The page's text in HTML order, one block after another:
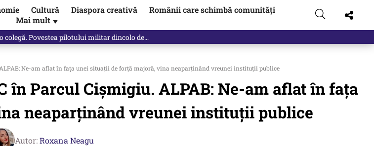
Cultură Diaspora creativă
Românii care schimbă comunități
Mai mult ▼
Ne-am aflat în faţa unei situaţii de forţă majoră, vina neaparţinând vreunei instituţii publice
în Parcul Cișmigiu. ALPAB: Ne-am aflat în faţa
neaparţinând vreunei instituţii publice
Autor:Roxana Neagu